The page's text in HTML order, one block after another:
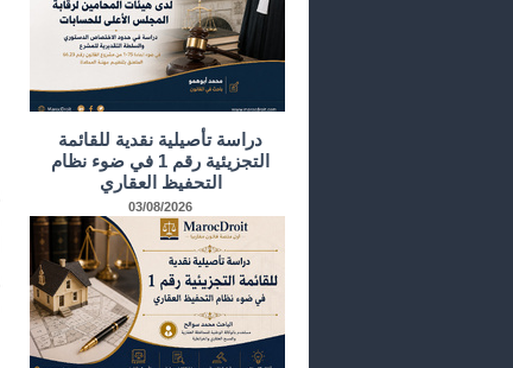
دراسة تأصيلية نقدية للقائمة
التجزيئية رقم 1 في ضوء نظام
التحفيظ العقاري
03/08/2026